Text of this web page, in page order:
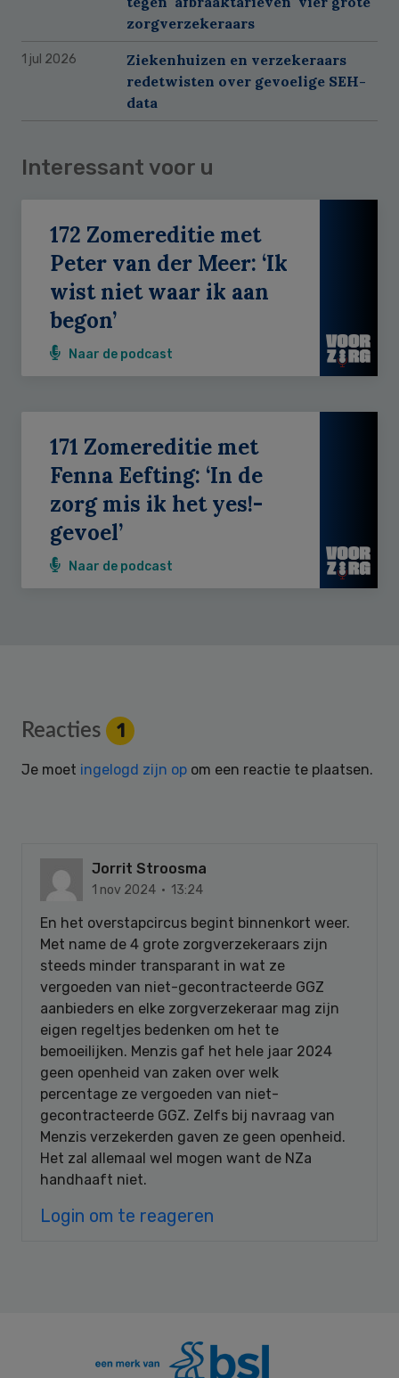
zorgverzekeraars
1 jul 2026
Ziekenhuizen en verzekeraars
redetwisten over gevoelige SEH-
data
Interessant voor u
172 Zomereditie met
Peter van der Meer: ‘Ik
wist niet waar ik aan
begon’
Naar de podcast
171 Zomereditie met
Fenna Eefting: ‘In de
zorg mis ik het yes!-
gevoel’
Naar de podcast
Reader
Interactions
Reacties 1
Je moet ingelogd zijn op om een reactie te plaatsen.
Jorrit Stroosma
1 nov 2024 · 13:24
En het overstapcircus begint binnenkort weer.
Met name de 4 grote zorgverzekeraars zijn
steeds minder transparant in wat ze
vergoeden van niet-gecontracteerde GGZ
aanbieders en elke zorgverzekeraar mag zijn
eigen regeltjes bedenken om het te
bemoeilijken. Menzis gaf het hele jaar 2024
geen openheid van zaken over welk
percentage ze vergoeden van niet-
gecontracteerde GGZ. Zelfs bij navraag van
Menzis verzekerden gaven ze geen openheid.
Het zal allemaal wel mogen want de NZa
handhaaft niet.
Login om te reageren